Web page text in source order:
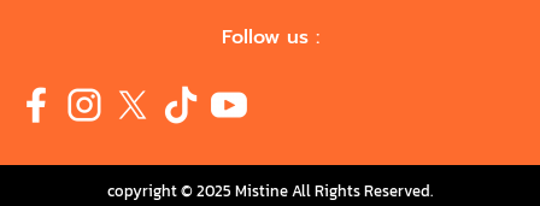
Follow us :
copyright © 2025 Mistine All Rights Reserved.